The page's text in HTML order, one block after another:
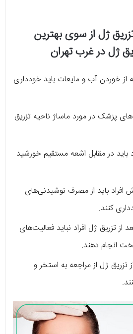
ژل از سوی بهترین
ژل در غرب تهران
از خوردن آب و مایعات باید خودداری
های پزشک در مورد ماساژ ناحیه تزریق
باید در مقابل اشعه مستقیم خورشید
افراد باید از مصرف نوشیدنی‌های
کنند.
از تزریق ژل افراد نباید فعالیت‌های
انجام دهند.
تزریق ژل از مراجعه به استخر و